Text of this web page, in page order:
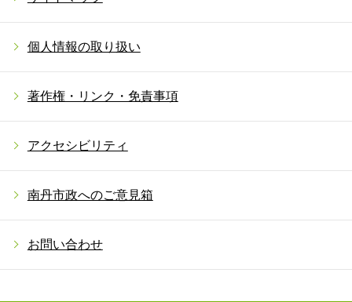
個人情報の取り扱い
著作権・リンク・免責事項
アクセシビリティ
南丹市政へのご意見箱
お問い合わせ